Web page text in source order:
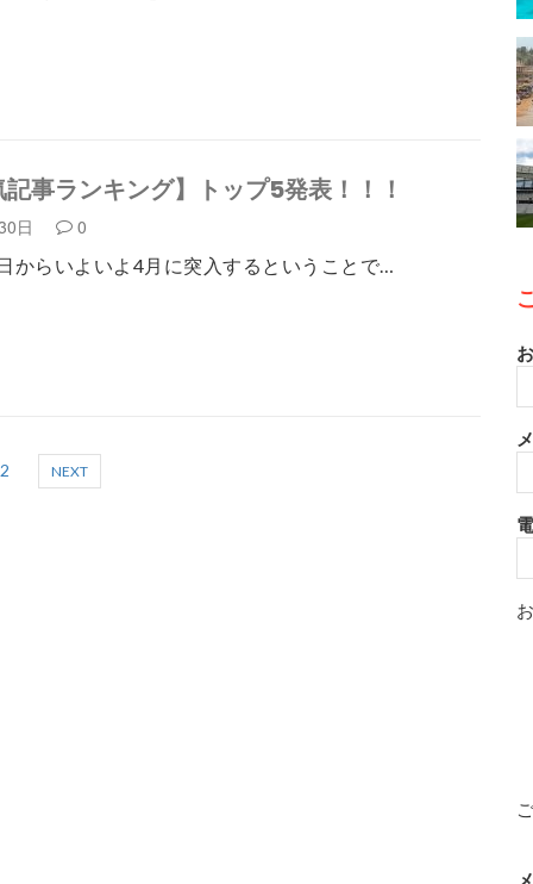
事ランキング】トップ5発表！！！
日 0
からいよいよ4月に突入するということで…
2 NEXT